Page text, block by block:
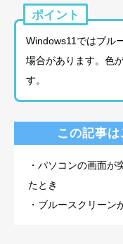
ポイント
Windows11ではブル
場合があります。色
す。
この記事
・パソコンの画面が
たとき
・ブルースクリーン